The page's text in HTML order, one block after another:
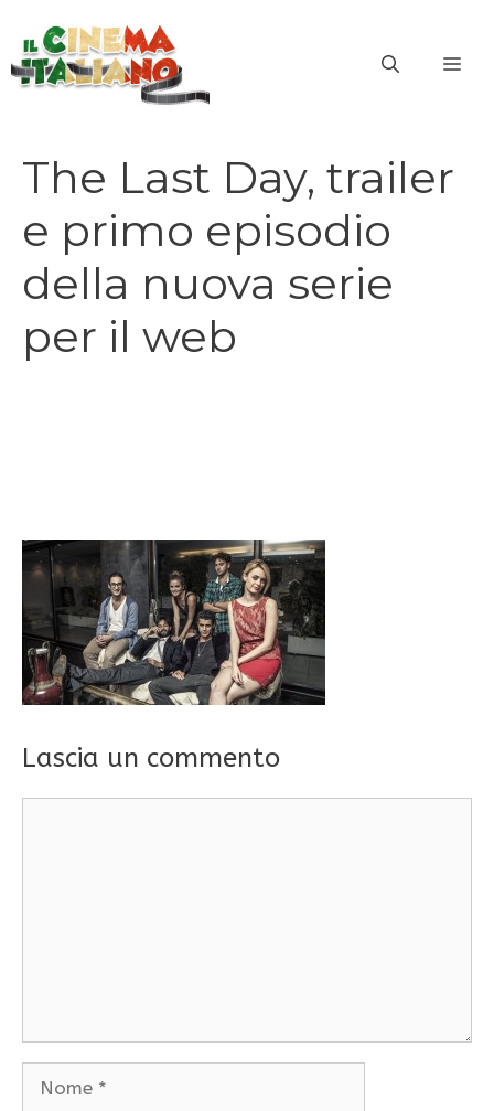
contenuto
The Last Day, trailer
e primo episodio
della nuova serie
per il web
Lascia un commento